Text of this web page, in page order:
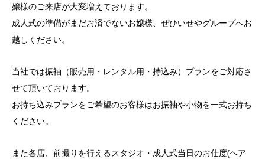
嬢様のご来店が大変増えております。
成人式の準備がまだお済でないお嬢様、ぜひいせやグループへお
越しください。
当社では振袖（販売用・レンタル用・持込み）プランをご対応さ
せて頂いております。
お持ち込みプランをご希望のお客様はお振袖や小物を一式お持ち
ください。
また各店、前撮りを行えるスタジオ・成人式当日のお仕度(ヘア